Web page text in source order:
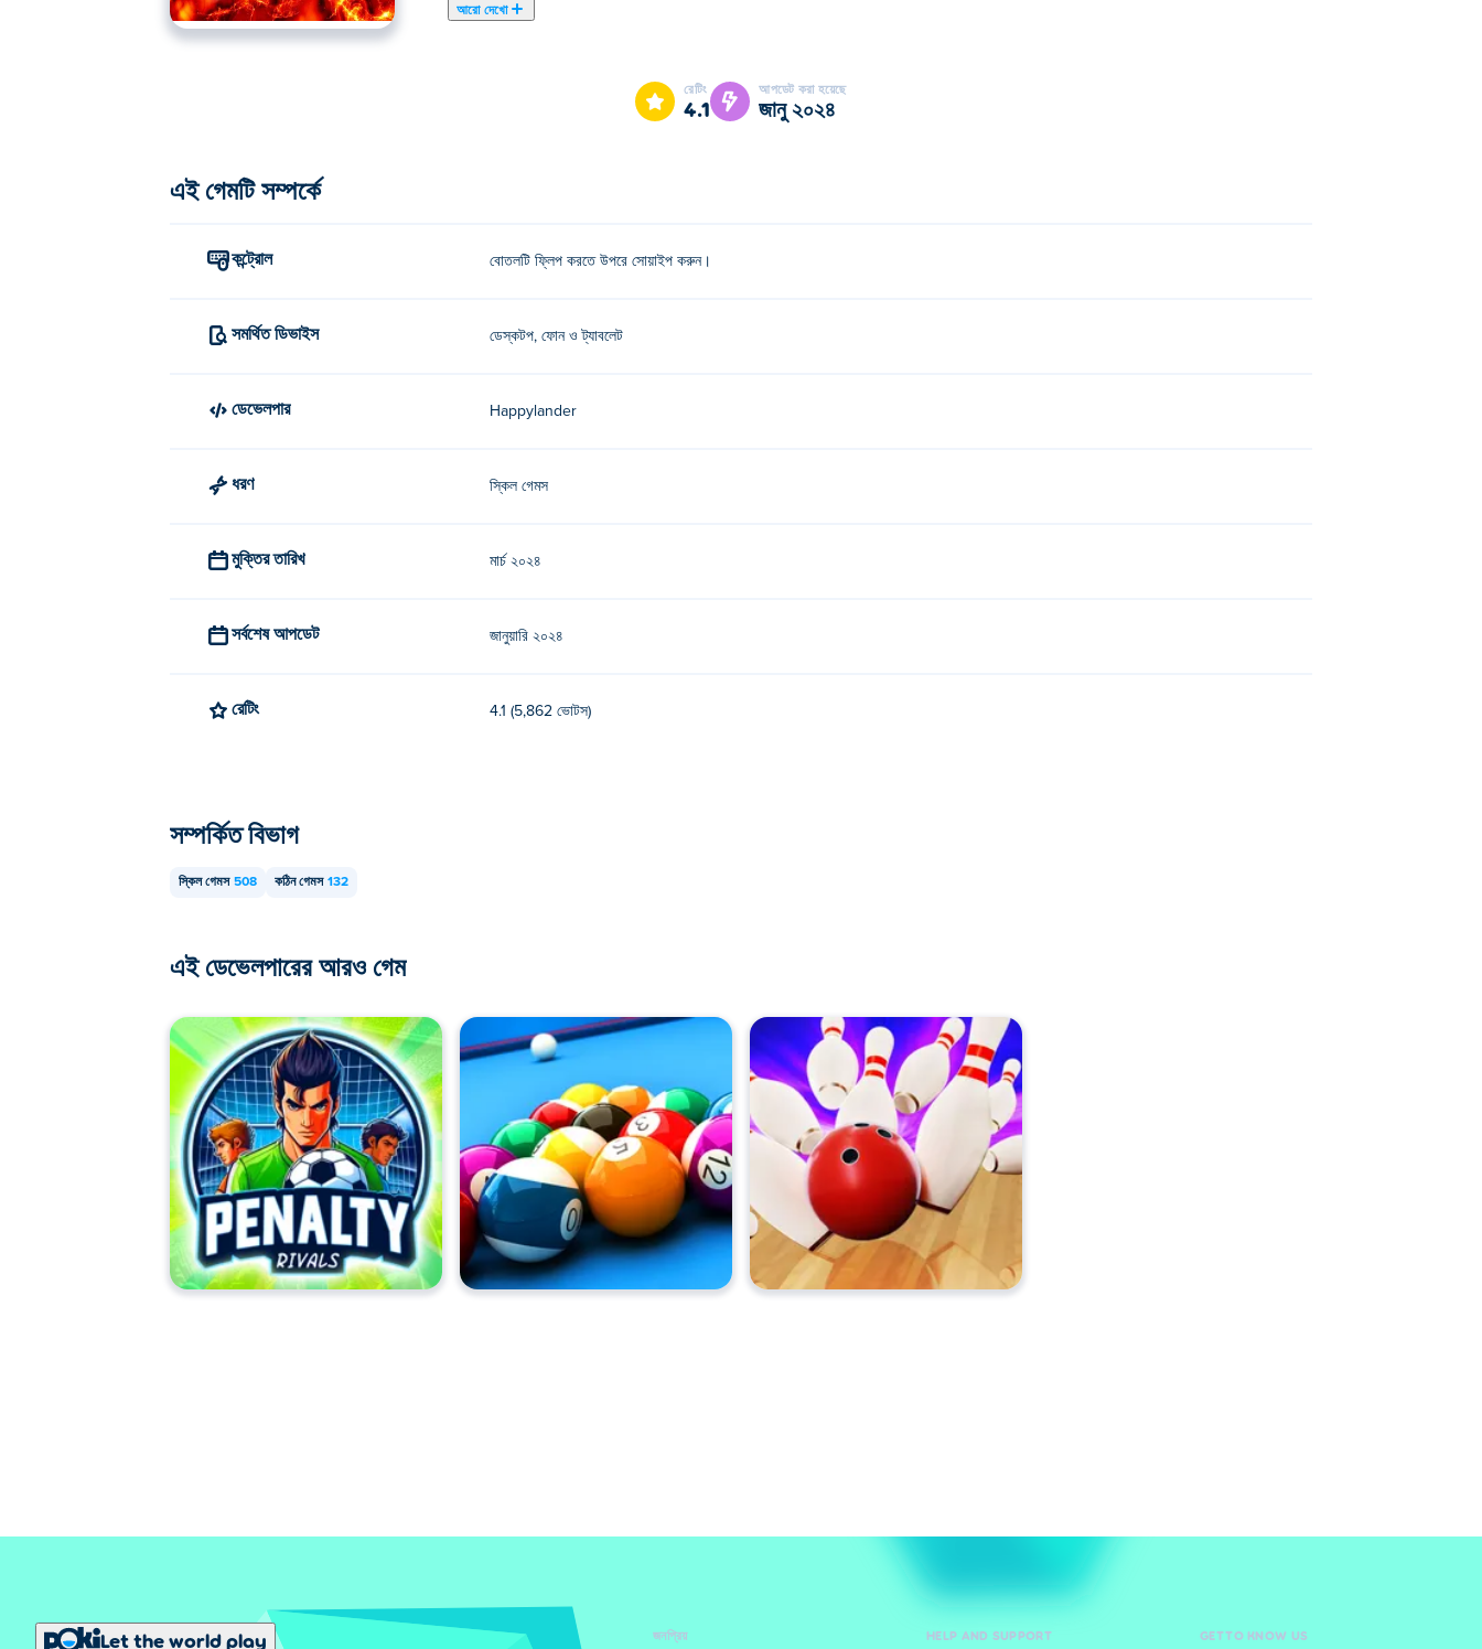
আরো দেখো
এখানে আপনি Bottle Flip Challenge খেলতে পারেন। Bottle Flip Challenge আমাদের নির্বাচিত স্কিল গেমস এর একটি।
রেটিং
4.1
আপডেট করা হয়েছে
জানু ২০২৪
এই গেমটি সম্পর্কে
কন্ট্রোল বোতলটি ফ্লিপ করতে উপরে সোয়াইপ করুন।
সমর্থিত ডিভাইস ডেস্কটপ, ফোন ও ট্যাবলেট
ডেভেলপার Happylander
ধরণ স্কিল গেমস
মুক্তির তারিখ মার্চ ২০২৪
সর্বশেষ আপডেট জানুয়ারি ২০২৪
রেটিং 4.1 (5,862 ভোটস)
সম্পর্কিত বিভাগ
স্কিল গেমস 508 কঠিন গেমস 132
এই ডেভেলপারের আরও গেম
Let the world play জনপ্রিয় HELP AND SUPPORT GET TO KNOW US